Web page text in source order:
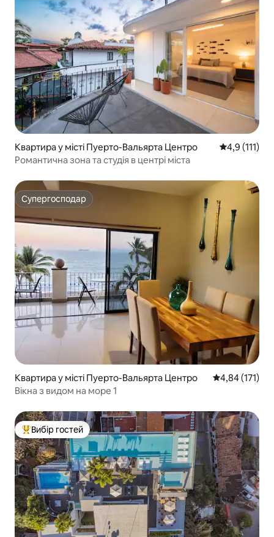
Квартира у місті Пуерто-Вальярта Центро Середня
4,9 (111)
Романтична зона та студія в центрі міста
Супергосподар
Супергосподар
Квартира у місті Пуерто-Вальярта Центро Середня
4,84 (171)
Вікна з видом на море 1
Топ вибір гостей
Вибір гостей